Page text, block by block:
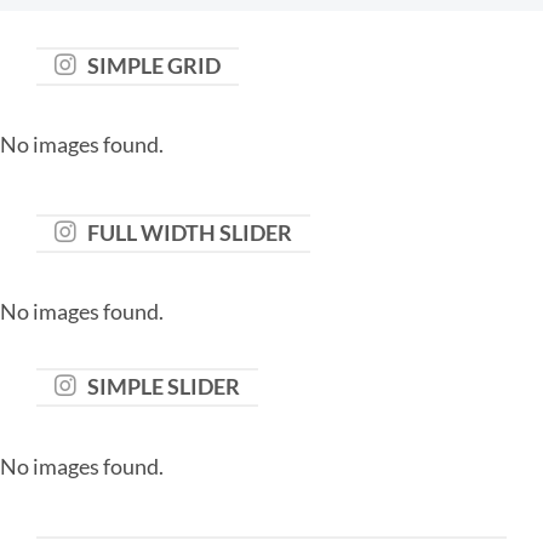
SIMPLE GRID
No images found.
FULL WIDTH SLIDER
No images found.
SIMPLE SLIDER
No images found.